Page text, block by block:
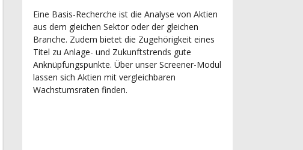
Eine Basis-Recherche ist die Analyse von Aktien
aus dem gleichen Sektor oder der gleichen
Branche. Zudem bietet die Zugehörigkeit eines
Titel zu Anlage- und Zukunftstrends gute
Anknüpfungspunkte. Über unser Screener-Modul
lassen sich Aktien mit vergleichbaren
Wachstumsraten finden.